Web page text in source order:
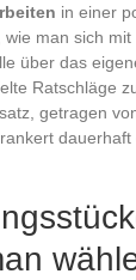
in einer
man sich mit
über das
Ratschläge
getragen
dauerhaft